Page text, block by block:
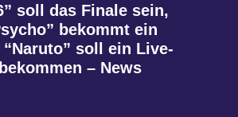
soll das Finale sein,
bekommt ein
“Naruto” soll ein Live-
– News